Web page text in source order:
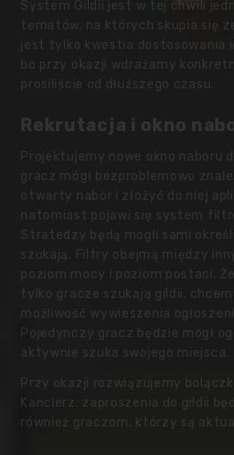
System Gildii jest w tej chwili
tematów, na których skupia się
jest tylko kwestia dostosowania
bo przy okazji wdrażamy
prosiliście od dłuższego czasu.
Rekrutacja i okno
Projektujemy nowe okno naboru
gracz mógł bezproblemowo
otwarty nabór i złożyć do niej
natomiast pojawi się system
Stratedzy będą mogli sami
szukają. Filtry obejmą między
poziom mocy i poziom postaci.
tylko gracze szukają gildii,
możliwość wywieszenia
Pojedynczy gracz będzie mógł
aktywnie szuka swojego miejsca.
Przy okazji rozwiązujemy
Kanclerz: zaproszenia do gildii
również graczom, którzy są